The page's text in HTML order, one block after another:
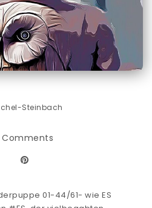
Steinbach
Comments
01-44/61- wie ES